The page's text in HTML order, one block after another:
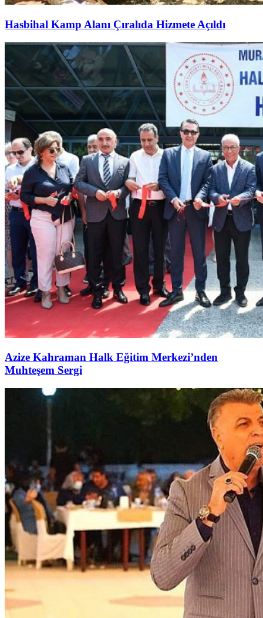
Hasbihal Kamp Alanı Çıralıda Hizmete Açıldı
Azize Kahraman Halk Eğitim Merkezi’nden
Muhteşem Sergi